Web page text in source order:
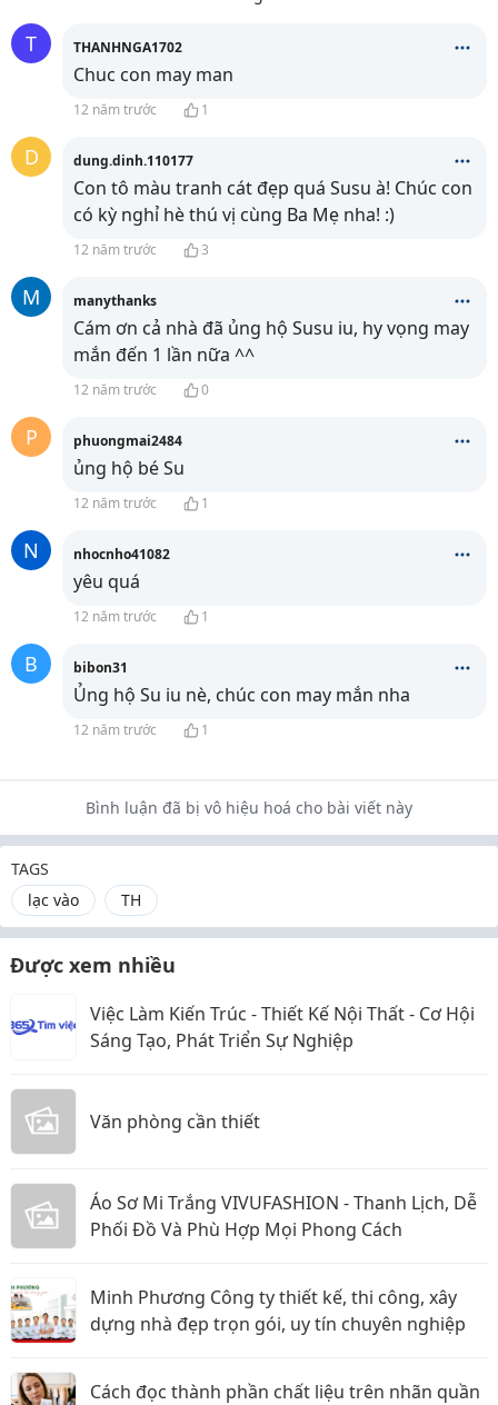
T THANHNGA1702
Chuc con may man
12 năm trước 1
D dung.dinh.110177
Con tô màu tranh cát đẹp quá Susu à! Chúc con
có kỳ nghỉ hè thú vị cùng Ba Mẹ nha! :)
12 năm trước 3
M manythanks
Cám ơn cả nhà đã ủng hộ Susu iu, hy vọng may
mắn đến 1 lần nữa ^^
12 năm trước 0
P phuongmai2484
ủng hộ bé Su
12 năm trước 1
N nhocnho41082
yêu quá
12 năm trước 1
B bibon31
Ủng hộ Su iu nè, chúc con may mắn nha
12 năm trước 1
Bình luận đã bị vô hiệu hoá cho bài viết này
TAGS
lạc vào
TH
Được xem nhiều
Việc Làm Kiến Trúc - Thiết Kế Nội Thất - Cơ Hội
Sáng Tạo, Phát Triển Sự Nghiệp
Văn phòng cần thiết
Áo Sơ Mi Trắng VIVUFASHION - Thanh Lịch, Dễ
Phối Đồ Và Phù Hợp Mọi Phong Cách
Minh Phương Công ty thiết kế, thi công, xây
dựng nhà đẹp trọn gói, uy tín chuyên nghiệp
Cách đọc thành phần chất liệu trên nhãn quần